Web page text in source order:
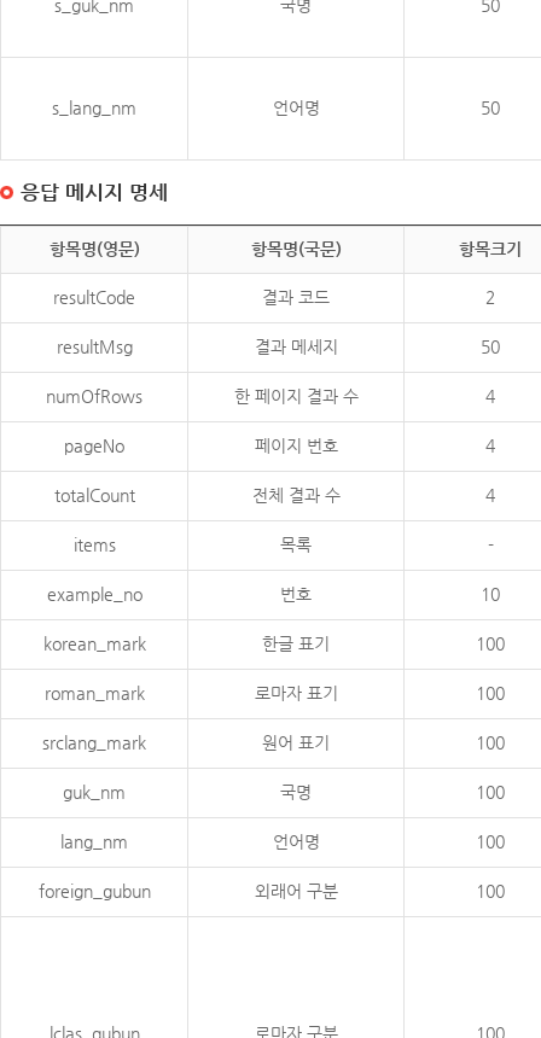
s_guk_nm 국명 50
s_lang_nm 언어명 50
응답 메시지 명세
항목명(영문) 항목명(국문) 항목크기
resultCode 결과 코드 2
resultMsg 결과 메세지 50
numOfRows 한 페이지 결과 수 4
pageNo 페이지 번호 4
totalCount 전체 결과 수 4
items 목록 -
example_no 번호 10
korean_mark 한글 표기 100
roman_mark 로마자 표기 100
srclang_mark 원어 표기 100
guk_nm 국명 100
lang_nm 언어명 100
foreign_gubun 외래어 구분 100
lclas_gubun 로마자 구분 100